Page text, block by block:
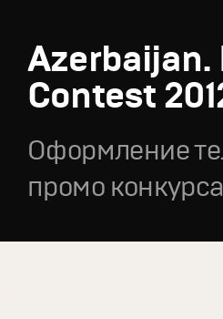
Azerbaijan.
Contest
Оформление
промо конкурса